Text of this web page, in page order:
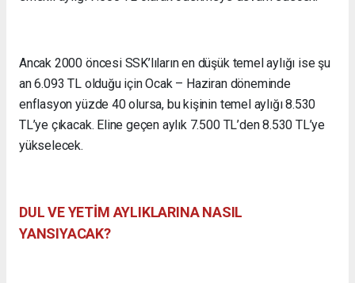
Ancak 2000 öncesi SSK’lıların en düşük temel aylığı ise şu
an 6.093 TL olduğu için Ocak – Haziran döneminde
enflasyon yüzde 40 olursa, bu kişinin temel aylığı 8.530
TL’ye çıkacak. Eline geçen aylık 7.500 TL’den 8.530 TL’ye
yükselecek.
DUL VE YETİM AYLIKLARINA NASIL
YANSIYACAK?